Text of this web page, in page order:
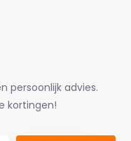
persoonlijk advies.
kortingen!